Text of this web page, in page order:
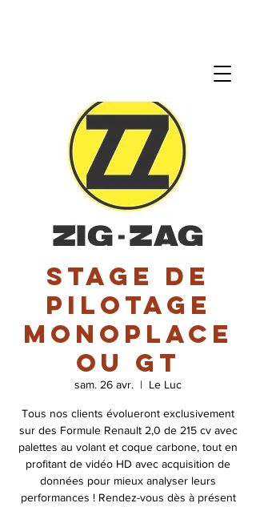
Stage de
pilotage
monoplace
ou GT
sam. 26 avr.
  |
Le Luc
Tous nos clients évolueront exclusivement
sur des Formule Renault 2,0 de 215 cv avec
palettes au volant et coque carbone, tout en
profitant de vidéo HD avec acquisition de
données pour mieux analyser leurs
performances ! Rendez-vous dès à présent